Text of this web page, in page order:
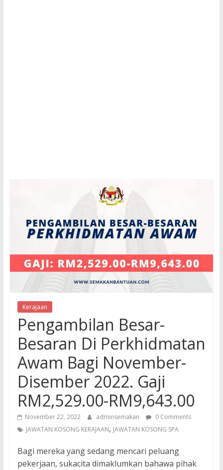
Kerajaan
Pengambilan Besar-
Besaran Di Perkhidmatan
Awam Bagi November-
Disember 2022. Gaji
RM2,529.00-RM9,643.00
November 22, 2022 adminsemakan
0 Comments
JAWATAN KOSONG KERAJAAN, JAWATAN KOSONG SPA
Bagi mereka yang sedang mencari peluang
pekerjaan, sukacita dimaklumkan bahawa pihak